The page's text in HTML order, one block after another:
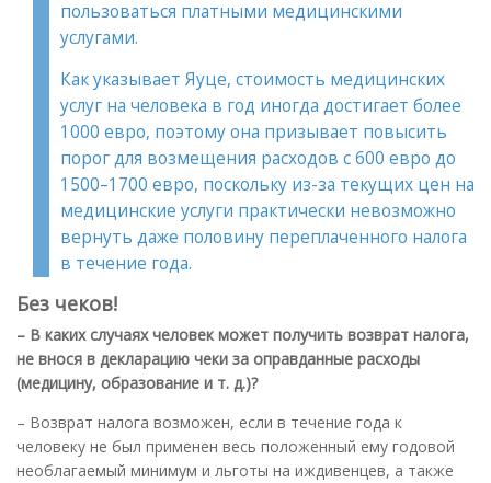
пользоваться платными медицинскими
услугами.
Как указывает Яуце, стоимость медицинских
услуг на человека в год иногда достигает более
1000 евро, поэтому она призывает повысить
порог для возмещения расходов с 600 евро до
1500–1700 евро, поскольку из-за текущих цен на
медицинские услуги практически невозможно
вернуть даже половину переплаченного налога
в течение года.
Без чеков!
– В каких случаях человек может получить возврат налога,
не внося в декларацию чеки за оправданные расходы
(медицину, образование и т. д.)?
– Возврат налога возможен, если в течение года к
человеку не был применен весь положенный ему годовой
необлагаемый минимум и льготы на иждивенцев, а также